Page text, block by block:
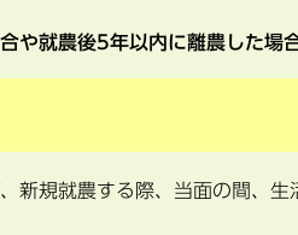
や就農後5年以内に離農した場
新規就農する際、当面の間、生